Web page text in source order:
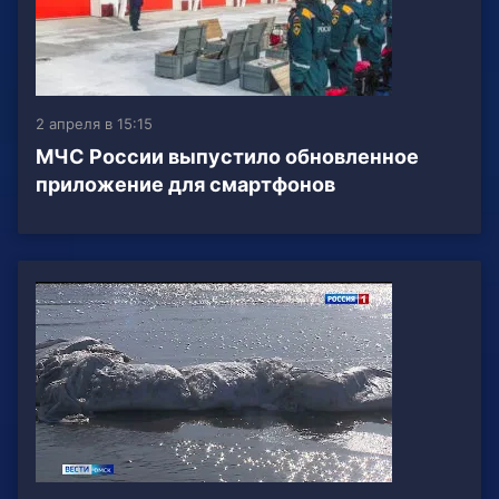
2 апреля в 15:15
МЧС России выпустило обновленное
приложение для смартфонов